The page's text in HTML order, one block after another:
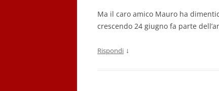
Ma il caro amico Mauro ha
crescendo 24 giugno fa parte
Rispondi ↓